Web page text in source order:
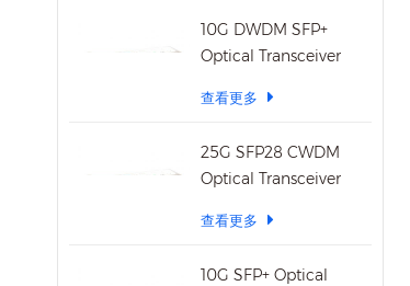
10G DWDM SFP+
Optical Transceiver
查看更多
25G SFP28 CWDM
Optical Transceiver
查看更多
10G SFP+ Optical